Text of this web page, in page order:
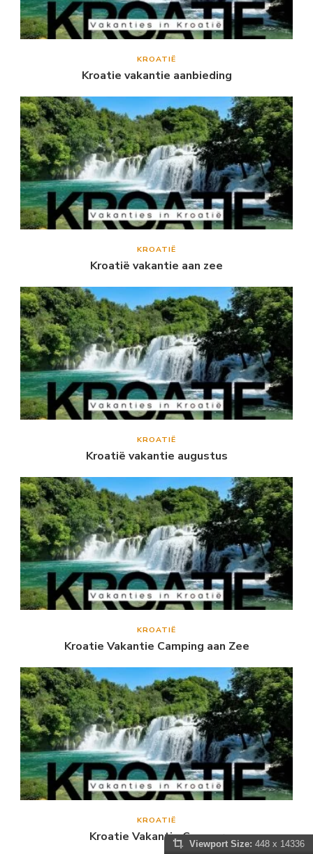
KROATIË
Kroatie vakantie aanbieding
KROATIË
Kroatië vakantie aan zee
KROATIË
Kroatië vakantie augustus
KROATIË
Kroatie Vakantie Camping aan Zee
KROATIË
Kroatie Vakantie Camper
Viewport Size: 448 x 14336